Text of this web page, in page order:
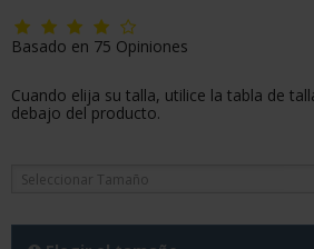
Basado en 75 Opiniones
Cuando elija su talla, utilice la tabla de
debajo del producto.
Seleccionar Tamaño